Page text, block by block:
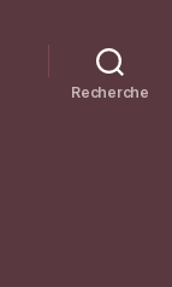
Recherche